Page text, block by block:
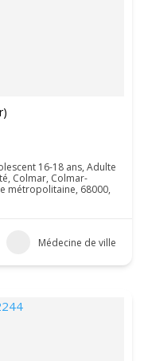
16-18 ans, Adulte
Colmar, Colmar-
métropolitaine, 68000,
Médecine de ville